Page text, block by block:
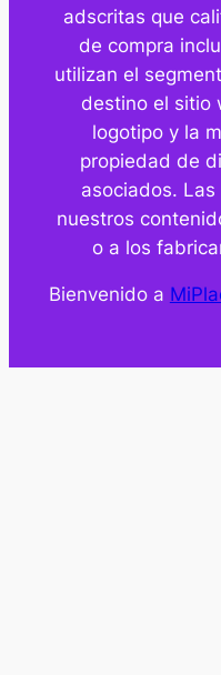
adscritas que
de compra
utilizan el
destino el sitio
logotipo y la
propiedad de
asociados.
nuestros
o a los
Bienvenido a